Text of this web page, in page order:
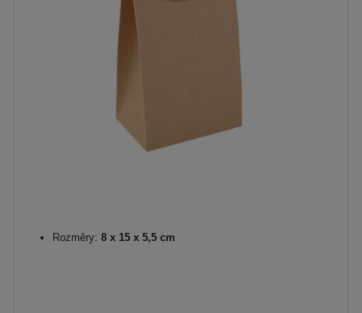
Rozměry: 8 x 15 x 5,5 cm